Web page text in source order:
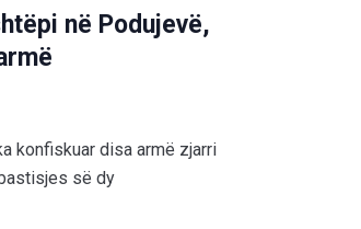
në Podujevë,
konfiskuar disa armë zjarri
së dy